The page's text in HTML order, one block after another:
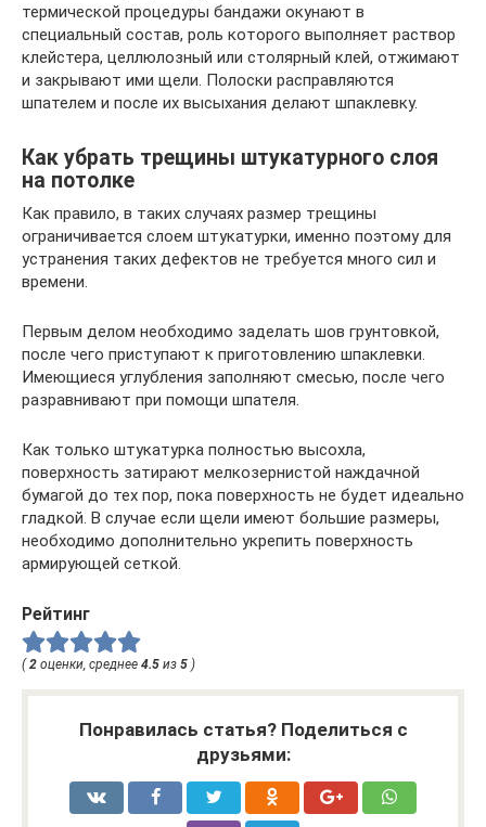
термической процедуры бандажи окунают в
специальный состав, роль которого выполняет раствор
клейстера, целлюлозный или столярный клей, отжимают
и закрывают ими щели. Полоски расправляются
шпателем и после их высыхания делают шпаклевку.
Как убрать трещины штукатурного слоя
на потолке
Как правило, в таких случаях размер трещины
ограничивается слоем штукатурки, именно поэтому для
устранения таких дефектов не требуется много сил и
времени.
Первым делом необходимо заделать шов грунтовкой,
после чего приступают к приготовлению шпаклевки.
Имеющиеся углубления заполняют смесью, после чего
разравнивают при помощи шпателя.
Как только штукатурка полностью высохла,
поверхность затирают мелкозернистой наждачной
бумагой до тех пор, пока поверхность не будет идеально
гладкой. В случае если щели имеют большие размеры,
необходимо дополнительно укрепить поверхность
армирующей сеткой.
Рейтинг
( 2 оценки, среднее 4.5 из 5 )
Понравилась статья? Поделиться с
друзьями: